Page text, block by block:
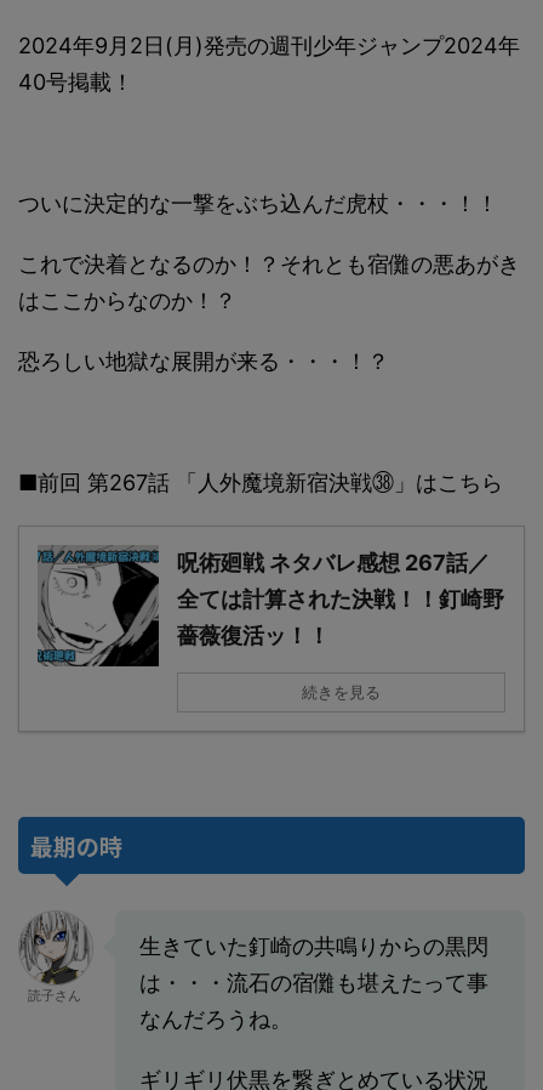
2024年9月2日(月)発売の週刊少年ジャンプ2024年
40号掲載！
ついに決定的な一撃をぶち込んだ虎杖・・・！！
これで決着となるのか！？それとも宿儺の悪あがき
はここからなのか！？
恐ろしい地獄な展開が来る・・・！？
■前回 第267話 「人外魔境新宿決戦㊳」はこちら
呪術廻戦 ネタバレ感想 267話／
全ては計算された決戦！！釘崎野
薔薇復活ッ！！
続きを見る
最期の時
読子さん
生きていた釘崎の共鳴りからの黒閃
は・・・流石の宿儺も堪えたって事
なんだろうね。
ギリギリ伏黒を繋ぎとめている状況